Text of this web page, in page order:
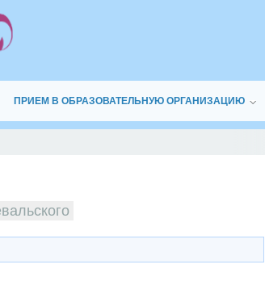
ПРИЕМ В ОБРАЗОВАТЕЛЬНУЮ ОРГАНИЗАЦИЮ